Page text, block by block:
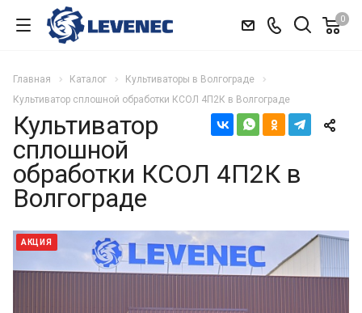
0
Главная Каталог
Культиваторы в Волгограде
Культиватор сплошной обработки КСОЛ 4П2К в Волгограде
Культиватор
сплошной
обработки КСОЛ 4П2К в
Волгограде
АКЦИЯ